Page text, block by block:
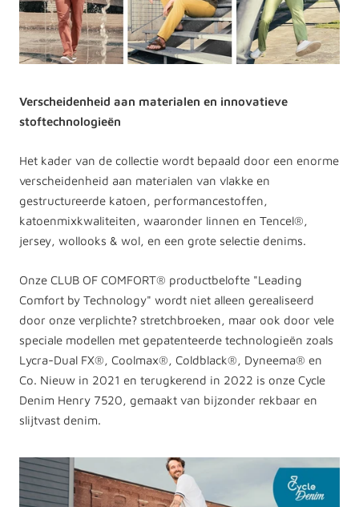
Verscheidenheid aan materialen en innovatieve
stoftechnologieën
Het kader van de collectie wordt bepaald door een enorme
verscheidenheid aan materialen van vlakke en
gestructureerde katoen, performancestoffen,
katoenmixkwaliteiten, waaronder linnen en Tencel®,
jersey, wollooks & wol, en een grote selectie denims.
Onze CLUB OF COMFORT® productbelofte "Leading
Comfort by Technology" wordt niet alleen gerealiseerd
door onze verplichte? stretchbroeken, maar ook door vele
speciale modellen met gepatenteerde technologieën zoals
Lycra-Dual FX®, Coolmax®, Coldblack®, Dyneema® en
Co. Nieuw in 2021 en terugkerend in 2022 is onze Cycle
Denim Henry 7520, gemaakt van bijzonder rekbaar en
slijtvast denim.